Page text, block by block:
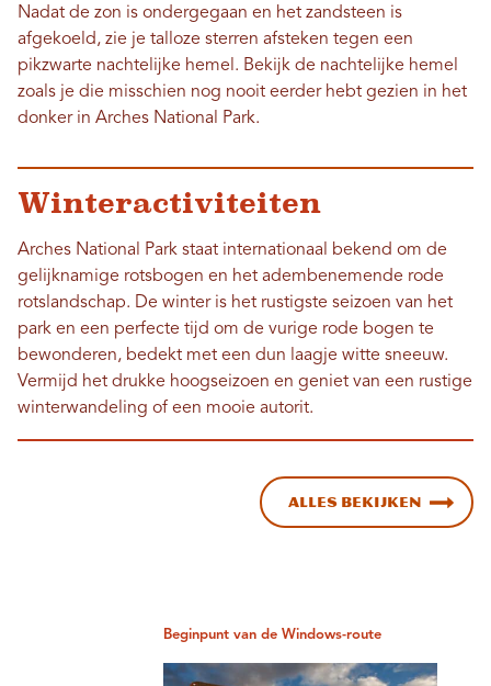
Nadat de zon is ondergegaan en het zandsteen is
afgekoeld, zie je talloze sterren afsteken tegen een
pikzwarte nachtelijke hemel. Bekijk de nachtelijke hemel
zoals je die misschien nog nooit eerder hebt gezien in het
donker in Arches National Park.
Winteractiviteiten
Arches National Park staat internationaal bekend om de
gelijknamige rotsbogen en het adembenemende rode
rotslandschap. De winter is het rustigste seizoen van het
park en een perfecte tijd om de vurige rode bogen te
bewonderen, bedekt met een dun laagje witte sneeuw.
Vermijd het drukke hoogseizoen en geniet van een rustige
winterwandeling of een mooie autorit.
Alles bekijken
Beginpunt van de Windows-route